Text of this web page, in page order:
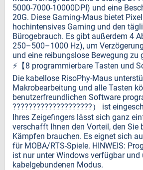
5000-7000-10000DPI) und eine
20G. Diese Gaming-Maus bietet
hochintensives Gaming und den
Bürogebrauch. Es gibt außerdem 4
250–500–1000 Hz), um
und eine reibungslose Bewegung zu
⚡️【8 programmierbare Tasten und
Die kabellose RisoPhy-Maus
Makrobearbeitung und alle Tasten
benutzerfreundlichen Software
????????????????????） ist
Ihres Zeigefingers lässt sich ganz
verschafft Ihnen den Vorteil, den Sie
Kämpfen brauchen. Es eignet sich
für MOBA/RTS-Spiele. HINWEIS:
ist nur unter Windows verfügbar und
kabelgebundenen Modus.